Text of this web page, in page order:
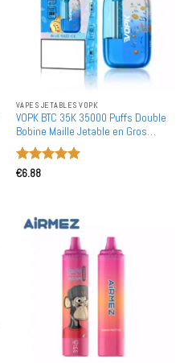
VAPES JETABLES VOPK
VOPK BTC 35K 35000 Puffs Double
Bobine Maille Jetable en Gros
Contrôle de Flux d'Air Ajustable
Note
€6.88